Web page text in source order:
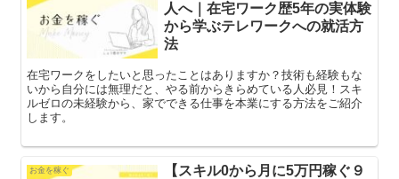
人へ｜在宅ワーク歴5年の実体験
から学ぶテレワークへの就活方
法
在宅ワークをしたいと思ったことはありますか？技術も経験もな
いから自分には無理だと、やる前からきらめている人必見！スキ
ルゼロの未経験から、家でできる仕事を本業にする方法をご紹介
します。
お金を稼ぐ
【スキル0から月に5万円稼ぐ９